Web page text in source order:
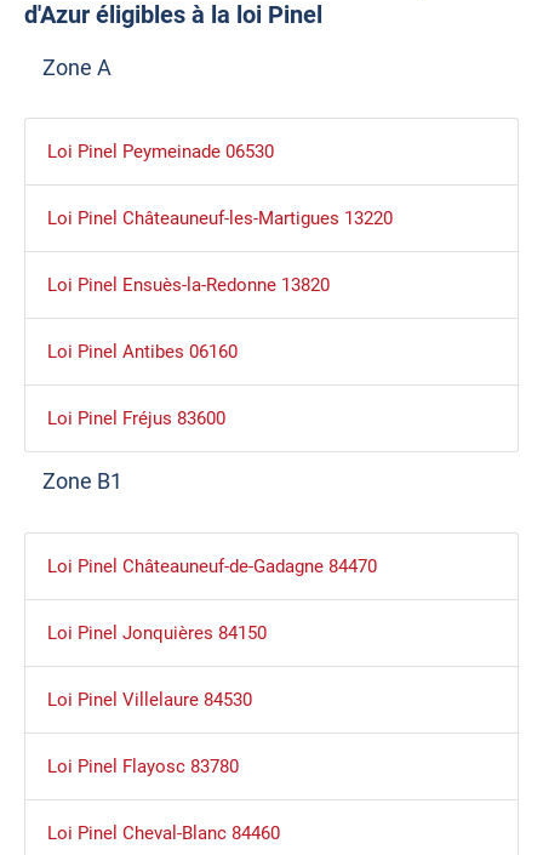
d'Azur éligibles à la loi Pinel
Zone A
Loi Pinel Peymeinade 06530
Loi Pinel Châteauneuf-les-Martigues 13220
Loi Pinel Ensuès-la-Redonne 13820
Loi Pinel Antibes 06160
Loi Pinel Fréjus 83600
Zone B1
Loi Pinel Châteauneuf-de-Gadagne 84470
Loi Pinel Jonquières 84150
Loi Pinel Villelaure 84530
Loi Pinel Flayosc 83780
Loi Pinel Cheval-Blanc 84460